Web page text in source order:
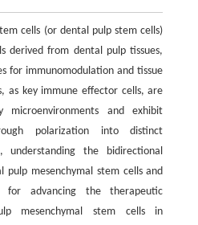
cells (or dental pulp stem cells)
derived from dental pulp tissues,
for immunomodulation and tissue
as key immune effector cells, are
microenvironments and exhibit
polarization into distinct
understanding the bidirectional
pulp mesenchymal stem cells and
for advancing the therapeutic
mesenchymal stem cells in